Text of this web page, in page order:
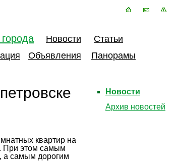
Новости
Статьи
Объявления Панорамы
квартир на
При этом самым
а самым дорогим
Новости
Архив новостей